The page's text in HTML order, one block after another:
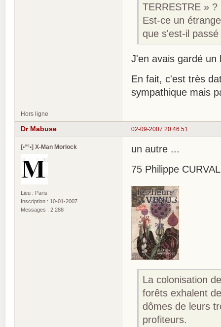
TERRESTRE » ?
Est-ce un
que s'est-il
J'en avais gardé un
En fait, c'est très
sympathique mais
Hors ligne
02-09-2007 20:46:51
Dr Mabuse
[•°°•] X-Man Morlock
Lieu : Paris
Inscription : 10-01-2007
Messages : 2 288
un autre ...
75 Philippe
La colonisation
forêts exhalent
dômes de leurs
profiteurs.